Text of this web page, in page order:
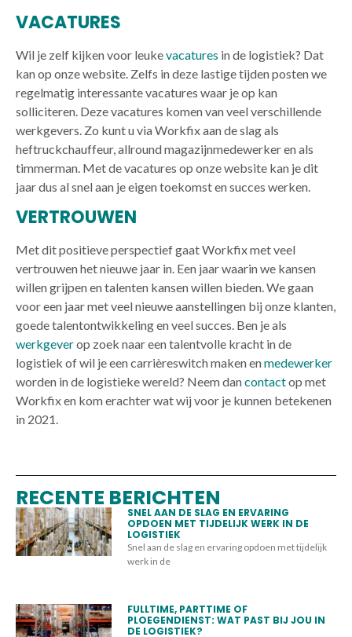
VACATURES
Wil je zelf kijken voor leukevacatures in de logistiek? Dat
kan op onze website. Zelfs in deze lastige tijden posten we
regelmatig interessante vacatures waar je op kan
solliciteren. Deze vacatures komen van veel verschillende
werkgevers. Zo kunt u via Workfix aan de slag als
heftruckchauffeur, allround magazijnmedewerker en als
timmerman. Met de vacatures op onze website kan je dit
jaar dus al snel aan je eigen toekomst en succes werken.
VERTROUWEN
Met dit positieve perspectief gaat Workfix met veel
vertrouwen het nieuwe jaar in. Een jaar waarin we kansen
willen grijpen en talenten kansen willen bieden. We gaan
voor een jaar met veel nieuwe aanstellingen bij onze klanten,
goede talentontwikkeling en veel succes. Ben je als
werkgeverop zoek naar een talentvolle kracht in de
logistiek of wil je een carrièreswitch maken enmedewerker
worden in de logistieke wereld? Neem dancontactop met
Workfix en kom erachter wat wij voor je kunnen betekenen
in 2021.
RECENTE BERICHTEN
SNEL AAN DE SLAG EN ERVARING
OPDOEN MET TIJDELIJK WERK IN DE
LOGISTIEK
Snel aan de slag en ervaring opdoen met tijdelijk
werk in de
FULLTIME, PARTTIME OF
PLOEGENDIENST: WAT PAST BIJ JOU IN
DE LOGISTIEK?